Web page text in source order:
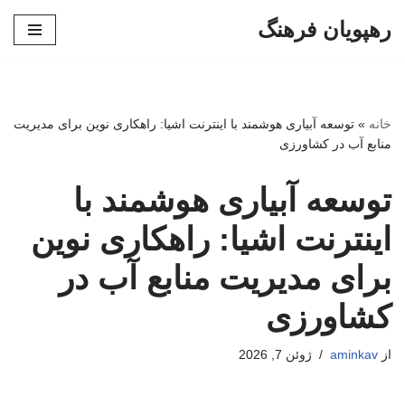
رهپویان فرهنگ
خانه » توسعه آبیاری هوشمند با اینترنت اشیا: راهکاری نوین برای مدیریت
منابع آب در کشاورزی
توسعه آبیاری هوشمند با
اینترنت اشیا: راهکاری نوین
برای مدیریت منابع آب در
کشاورزی
از aminkav ژوئن 7, 2026